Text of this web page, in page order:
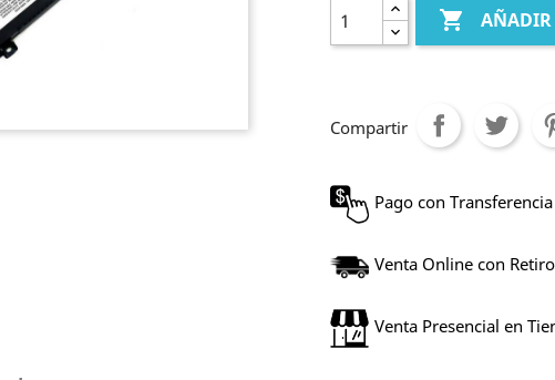
 AÑADIR
Compartir
Pago con
Venta Online con
Venta Presencial en